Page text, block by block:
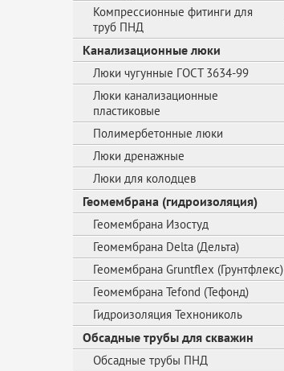
Компрессионные фитинги для
труб ПНД
Канализационные люки
Люки чугунные ГОСТ 3634-99
Люки канализационные
пластиковые
Полимербетонные люки
Люки дренажные
Люки для колодцев
Геомембрана (гидроизоляция)
Геомембрана Изостуд
Геомембрана Delta (Дельта)
Геомембрана Gruntflex (Грунтфлекс)
Геомембрана Tefond (Тефонд)
Гидроизоляция Технониколь
Обсадные трубы для скважин
Обсадные трубы ПНД